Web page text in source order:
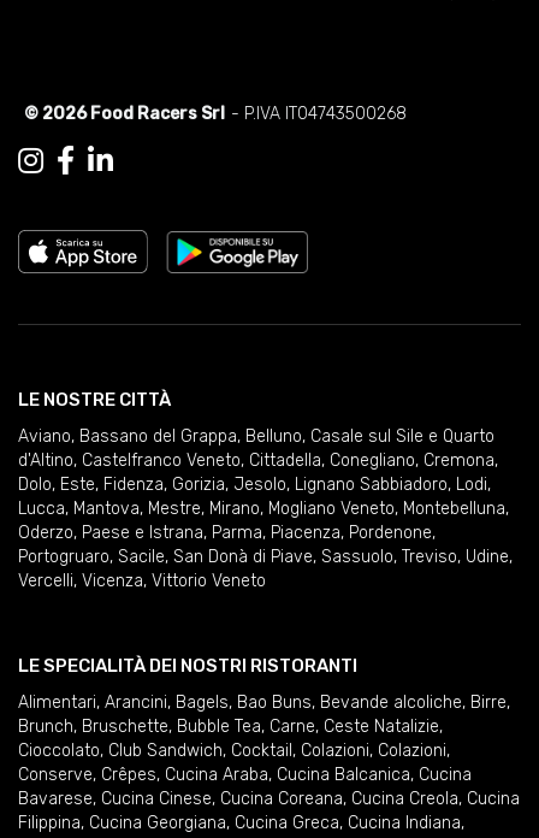
© 2026 Food Racers Srl - P.IVA IT04743500268
LE NOSTRE CITTÀ
Aviano, Bassano del Grappa, Belluno, Casale sul Sile e Quarto
d'Altino, Castelfranco Veneto, Cittadella, Conegliano, Cremona,
Dolo, Este, Fidenza, Gorizia, Jesolo, Lignano Sabbiadoro, Lodi,
Lucca, Mantova, Mestre, Mirano, Mogliano Veneto, Montebelluna,
Oderzo, Paese e Istrana, Parma, Piacenza, Pordenone,
Portogruaro, Sacile, San Donà di Piave, Sassuolo, Treviso, Udine,
Vercelli, Vicenza, Vittorio Veneto
LE SPECIALITÀ DEI NOSTRI RISTORANTI
Alimentari, Arancini, Bagels, Bao Buns, Bevande alcoliche, Birre,
Brunch, Bruschette, Bubble Tea, Carne, Ceste Natalizie,
Cioccolato, Club Sandwich, Cocktail , Colazioni, Colazioni,
Conserve, Crêpes, Cucina Araba, Cucina Balcanica, Cucina
Bavarese, Cucina Cinese, Cucina Coreana, Cucina Creola, Cucina
Filippina, Cucina Georgiana, Cucina Greca, Cucina Indiana,